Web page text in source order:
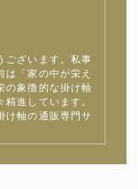
ございます。私事
「家の中が栄え
の象徴的な掛け軸
進しています。
け軸の通販専門サ